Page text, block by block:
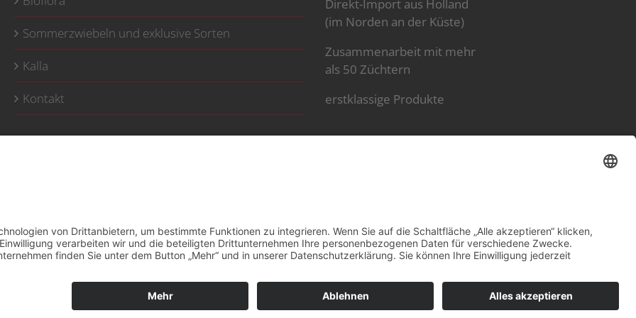
Sommerzwiebeln und exklusive Sorten
Kalla
Kontakt
(im Norden an der Küste)
Zusammenarbeit mit mehr
als 50 Züchtern
erstklassige Produkte